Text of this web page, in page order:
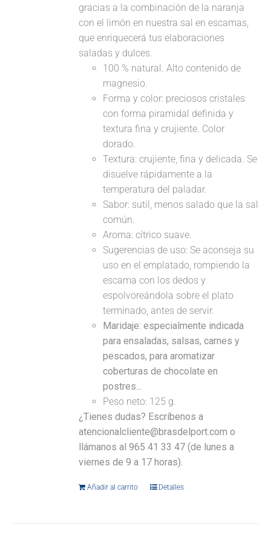
gracias a la combinación de la naranja
con el limón en nuestra sal en escamas,
que enriquecerá tus elaboraciones
saladas y dulces.
100 % natural. Alto contenido de
magnesio.
Forma y color: preciosos cristales
con forma piramidal definida y
textura fina y crujiente. Color
dorado.
Textura: crujiente, fina y delicada. Se
disuelve rápidamente a la
temperatura del paladar.
Sabor: sutil, menos salado que la sal
común.
Aroma: cítrico suave.
Sugerencias de uso: Se aconseja su
uso en el emplatado, rompiendo la
escama con los dedos y
espolvoreándola sobre el plato
terminado, antes de servir.
Maridaje: especialmente indicada
para ensaladas, salsas, carnes y
pescados, para aromatizar
coberturas de chocolate en
postres...
Peso neto: 125 g.
¿Tienes dudas? Escríbenos a
atencionalcliente@brasdelport.com o
llámanos al 965 41 33 47 (de lunes a
viernes de 9 a 17 horas).
Añadir al carrito Detalles